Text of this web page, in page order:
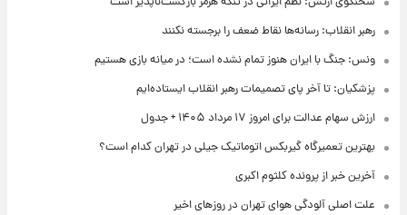
رهبر انقلاب: رسانه‌ها نقاط ضعف را برجسته نکنند
ونس: جنگ با ایران هنوز تمام نشده است؛ در میانه بازی هستیم
پزشکیان: تا آخر پای تصمیمات رهبر انقلاب ایستاده‌ایم
ارزش سهام عدالت برای امروز ۱۷ مرداد ۱۴۰۵ + جدول
بهترین تعمیرگاه گیربکس اتوماتیک جیلی در تهران کدام است؟
آخرین خبر از پرونده کلثوم اکبری
علت اصلی آلودگی هوای تهران در روزهای اخیر